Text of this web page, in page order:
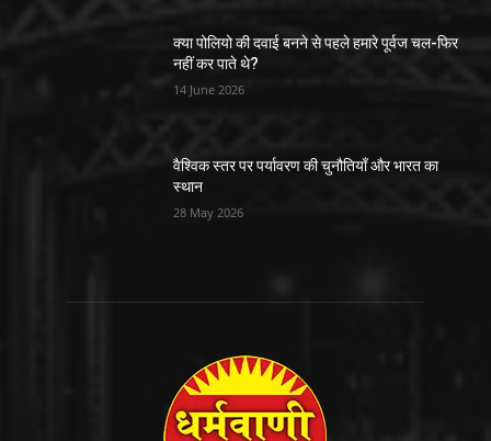
क्या पोलियो की दवाई बनने से पहले हमारे पूर्वज चल-फिर
नहीं कर पाते थे?
14 June 2026
वैश्विक स्तर पर पर्यावरण की चुनौतियाँ और भारत का
स्थान
28 May 2026